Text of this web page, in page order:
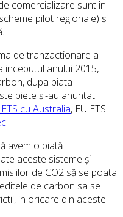
comercializare sunt în
pilot regionale) și
de tranzactionare a
inceputul anului 2015,
dupa piata
piete și-au anuntat
ETS cu Australia, EU ETS
.
avem o piată
aceste sisteme și
de CO2 să se poata
de carbon sa se
in oricare din aceste